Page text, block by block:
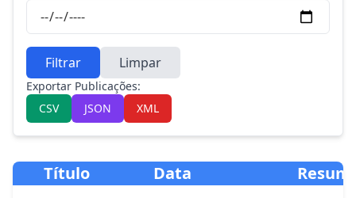
Filtrar Limpar
Exportar Publicações:
CSV
JSON XML
Título Data